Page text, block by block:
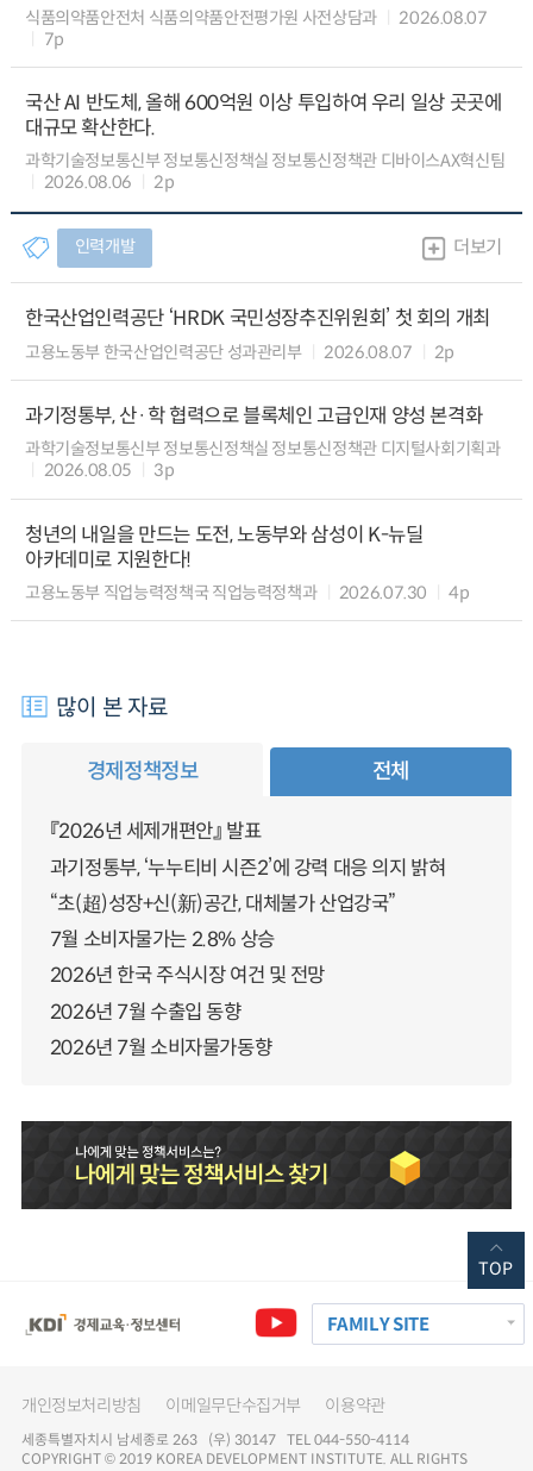
식품의약품안전처 식품의약품안전평가원 사전상담과
2026.08.07
7p
국산 AI 반도체, 올해 600억원 이상 투입하여 우리 일상 곳곳에
대규모 확산한다.
과학기술정보통신부 정보통신정책실 정보통신정책관 디바이스AX혁신팀
2026.08.06
2p
인력개발 더보기
한국산업인력공단 ‘HRDK 국민성장추진위원회’ 첫 회의 개최
고용노동부 한국산업인력공단 성과관리부 2026.08.07 2p
과기정통부, 산·학 협력으로 블록체인 고급인재 양성 본격화
과학기술정보통신부 정보통신정책실 정보통신정책관 디지털사회기획과
2026.08.05
3p
청년의 내일을 만드는 도전, 노동부와 삼성이 K-뉴딜
아카데미로 지원한다!
고용노동부 직업능력정책국 직업능력정책과 2026.07.30 4p
많이 본 자료
경제정책정보 전체
『2026년 세제개편안』 발표
과기정통부, ‘누누티비 시즌2’에 강력 대응 의지 밝혀
“초(超)성장+신(新)공간, 대체불가 산업강국”
7월 소비자물가는 2.8% 상승
2026년 한국 주식시장 여건 및 전망
2026년 7월 수출입 동향
2026년 7월 소비자물가동향
FAMILY SITE
개인정보처리방침 이메일무단수집거부 이용약관
세종특별자치시 남세종로 263 (우) 30147 TEL 044-550-4114
COPYRIGHT © 2019 KOREA DEVELOPMENT INSTITUTE. ALL RIGHTS
TOP